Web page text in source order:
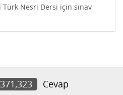
Nesri Dersi için sınav
371,323
Cevap